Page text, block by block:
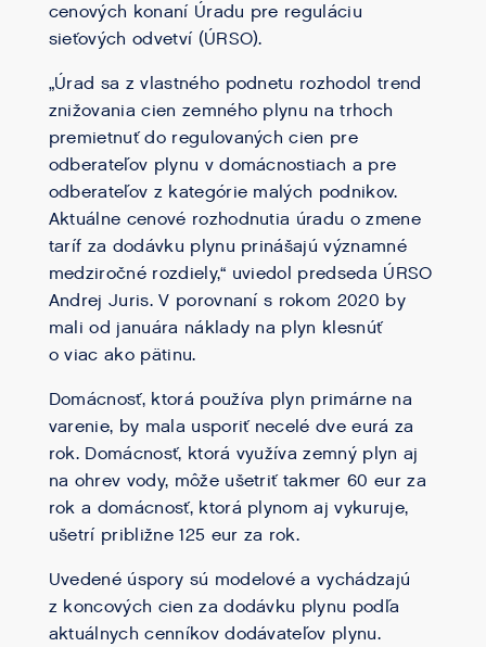
cenových konaní Úradu pre reguláciu
sieťových odvetví (ÚRSO).
„Úrad sa z vlastného podnetu rozhodol trend
znižovania cien zemného plynu na trhoch
premietnuť do regulovaných cien pre
odberateľov plynu v domácnostiach a pre
odberateľov z kategórie malých podnikov.
Aktuálne cenové rozhodnutia úradu o zmene
taríf za dodávku plynu prinášajú významné
medziročné rozdiely,“ uviedol predseda ÚRSO
Andrej Juris. V porovnaní s rokom 2020 by
mali od januára náklady na plyn klesnúť
o viac ako pätinu.
Domácnosť, ktorá používa plyn primárne na
varenie, by mala usporiť necelé dve eurá za
rok. Domácnosť, ktorá využíva zemný plyn aj
na ohrev vody, môže ušetriť takmer 60 eur za
rok a domácnosť, ktorá plynom aj vykuruje,
ušetrí približne 125 eur za rok.
Uvedené úspory sú modelové a vychádzajú
z koncových cien za dodávku plynu podľa
aktuálnych cenníkov dodávateľov plynu.